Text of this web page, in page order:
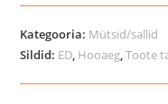
Kategooria: Mütsid/sallid
Sildid: ED, Hooaeg,Toote